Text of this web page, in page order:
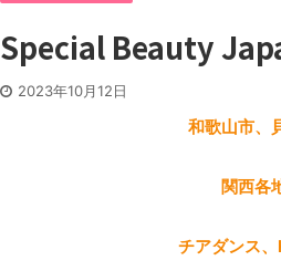
Special Beauty
2023年10月12日
和歌山市、
関西各
チアダンス